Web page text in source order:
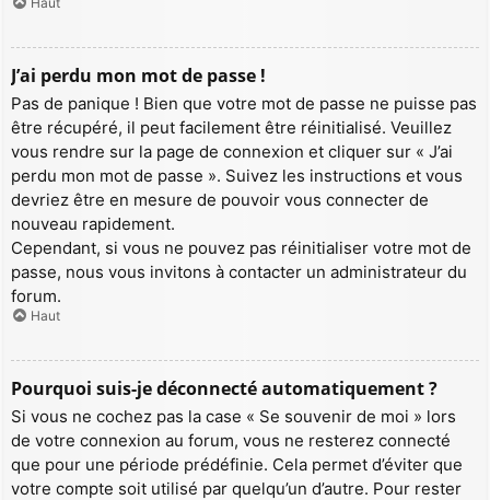
J’ai perdu mon mot de passe !
Pas de panique ! Bien que votre mot de passe ne puisse pas
être récupéré, il peut facilement être réinitialisé. Veuillez
vous rendre sur la page de connexion et cliquer sur « J’ai
perdu mon mot de passe ». Suivez les instructions et vous
devriez être en mesure de pouvoir vous connecter de
nouveau rapidement.
Cependant, si vous ne pouvez pas réinitialiser votre mot de
passe, nous vous invitons à contacter un administrateur du
forum.
Haut
Pourquoi suis-je déconnecté automatiquement ?
Si vous ne cochez pas la case « Se souvenir de moi » lors
de votre connexion au forum, vous ne resterez connecté
que pour une période prédéfinie. Cela permet d’éviter que
votre compte soit utilisé par quelqu’un d’autre. Pour rester